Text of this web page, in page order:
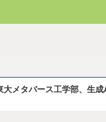
大メタバース工学部、生